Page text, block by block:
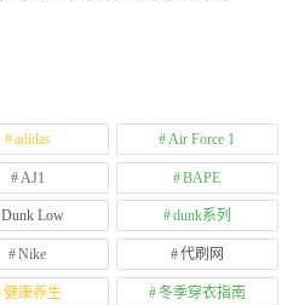
adidas Air Force 1
AJ1 BAPE
Dunk Low dunk系列
Nike 代刷网
健康养生 冬季穿衣指南